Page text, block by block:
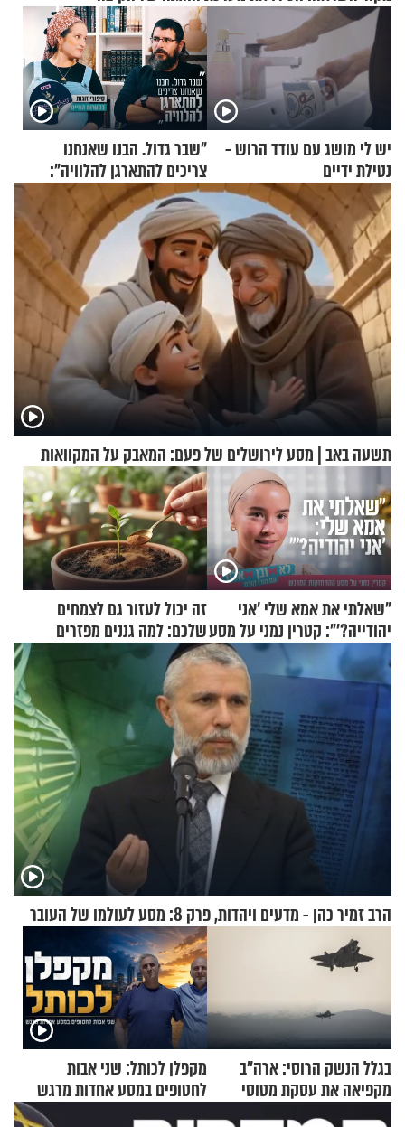
יש לי מושג עם עודד הרוש -
נטילת ידיים
"שבר גדול. הבנו שאנחנו
צריכים להתארגן להלוויה":
זוגיות במבחן, הפעם עם מרים
וגד דנינו
תשעה באב | מסע לירושלים של פעם: המאבק על המקוואות
"שאלתי את אמא שלי 'אני
יהודייה?'": קטרין נמני על מסע
ההתחזקות המרגש
זה יכול לעזור גם לצמחים
שלכם: למה גננים מפזרים
קינמון בעציצים?
הרב זמיר כהן - מדעים ויהדות, פרק 8: מסע לעולמו של העובר
בגלל הנשק הרוסי: ארה"ב
מקפיאה את עסקת מטוסי
הקרב לטורקיה
מקפלן לכותל: שני אבות
לחטופים במסע אחדות מרגש